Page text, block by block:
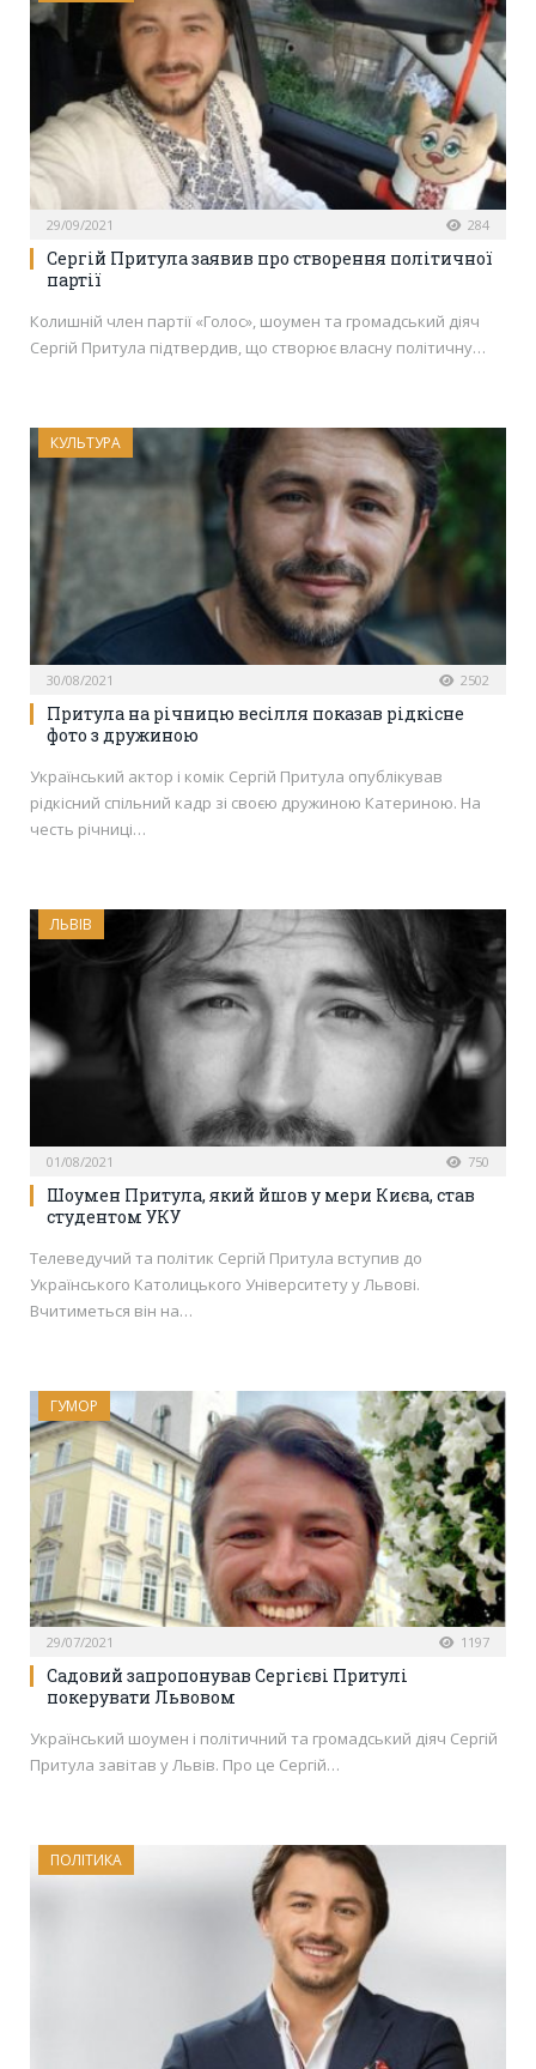
29/09/2021 284
Сергій Притула заявив про створення політичної
партії
Колишній член партії «Голос», шоумен та громадський діяч
Сергій Притула підтвердив, що створює власну політичну…
КУЛЬТУРА
30/08/2021 2502
Притула на річницю весілля показав рідкісне
фото з дружиною
Український актор і комік Сергій Притула опублікував
рідкісний спільний кадр зі своєю дружиною Катериною. На
честь річниці…
ЛЬВІВ
01/08/2021 750
Шоумен Притула, який йшов у мери Києва, став
студентом УКУ
Телеведучий та політик Сергій Притула вступив до
Українського Католицького Університету у Львові.
Вчитиметься він на…
ГУМОР
29/07/2021 1197
Садовий запропонував Сергієві Притулі
покерувати Львовом
Український шоумен і політичний та громадський діяч Сергій
Притула завітав у Львів. Про це Сергій…
ПОЛІТИКА